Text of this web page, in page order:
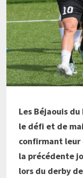
Les Béjaouis
le défi et de
confirmant leur
la précédente
lors du derby